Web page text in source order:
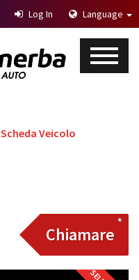
Log In Language
Scheda Veicolo
Chiamare